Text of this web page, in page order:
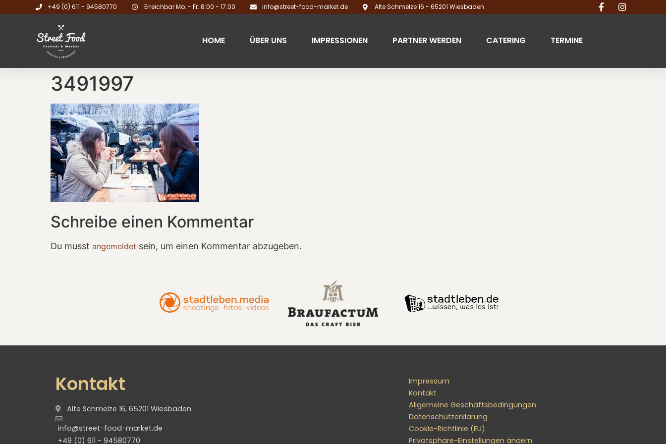
+49 (0) 611 - 94580770 Erreichbar Mo. - Fr. 8:00 - 17:00 info@street-food-market.de Alte Schmelze 16 - 65201 Wiesbaden
HOME ÜBER UNS IMPRESSIONEN PARTNER WERDEN CATERING TERMINE
3491997
Schreibe einen Kommentar
Du musst angemeldet sein, um einen Kommentar abzugeben.
Kontakt
Alte Schmelze 16, 65201 Wiesbaden
info@street-food-market.de
+49 (0) 611 - 94580770
Impressum
Kontakt
Allgemeine Geschäftsbedingungen
Datenschutzerklärung
Cookie-Richtlinie (EU)
Privatsphäre-Einstellungen ändern